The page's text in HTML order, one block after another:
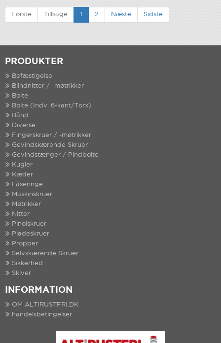
Første Tilbage 1 2 Næste Sidste
PRODUKTER
Befæstigelse
Blindnitter / -møtrikker
Bolte
Bolte (Indv. 6-kant/Torx)
Bånd
Diverse
Fingerskruer / -møtrikker
Gevindskærende Skruer
Gevindstænger / Pindbolte
Kugler
Kæder
Låseringe
Maskinskruer
Møtrikker
Nitter
Pinolskruer
Pladeskruer
Propper
Selvskærende Skruer
Sikkerhed
Skiver
INFORMATION
OM ALTIRUSTFRI.DK
handelsbetingelser